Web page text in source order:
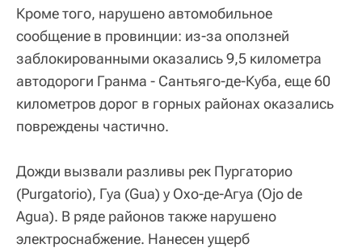
Кроме того, нарушено автомобильное
сообщение в провинции: из-за оползней
заблокированными оказались 9,5 километра
автодороги Гранма - Сантьяго-де-Куба, еще 60
километров дорог в горных районах оказались
повреждены частично.
Дожди вызвали разливы рек Пургаторио
(Purgatorio), Гуа (Gua) y Охо-де-Агуа (Ojo de
Agua). В ряде районов также нарушено
электроснабжение. Нанесен ущерб